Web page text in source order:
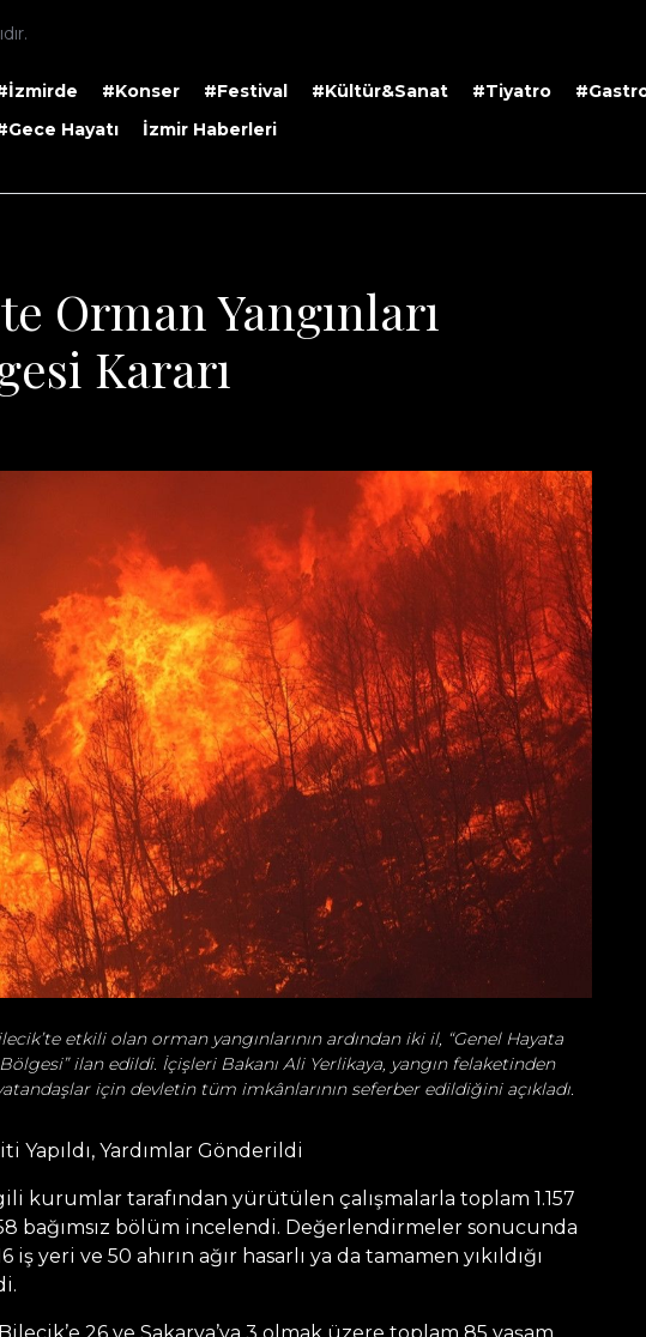
#Konser #Festival #Kültür&Sanat #Tiyatro
Hayatı
İzmir Haberleri
Orman Yangınları
Kararı
etkili olan orman yangınlarının ardından iki il, “Genel Hayata
ilan edildi. İçişleri Bakanı Ali Yerlikaya, yangın felaketinden
için devletin tüm imkânlarının seferber edildiğini açıkladı.
Yapıldı, Yardımlar Gönderildi
kurumlar tarafından yürütülen çalışmalarla toplam 1.157
bağımsız bölüm incelendi. Değerlendirmeler sonucunda
iş yeri ve 50 ahırın ağır hasarlı ya da tamamen yıkıldığı